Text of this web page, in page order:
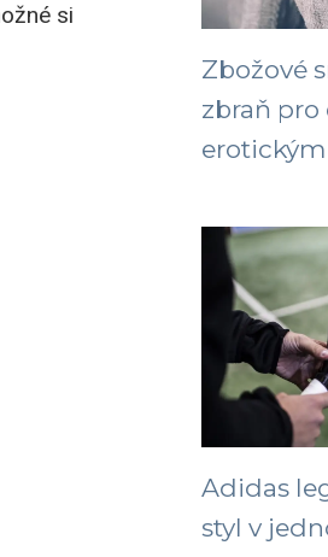
si
Zbožové
zbraň pro
Adidas
styl v